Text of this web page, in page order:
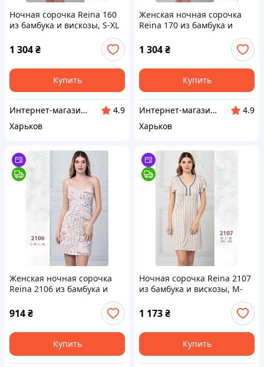
Ночная сорочка Reina 160
из бамбука и вискозы, S-XL
1 304₴
Купить
Интернет-магазин "Sweet Home"
4.9
Харьков
Женская ночная сорочка
Reina 170 из бамбука и
1 304₴
Купить
Интернет-магазин "Sweet Home"
4.9
Харьков
Женская ночная сорочка
Reina 2106 из бамбука и
914₴
Купить
Ночная сорочка Reina 2107
из бамбука и вискозы, M-
1 173₴
Купить